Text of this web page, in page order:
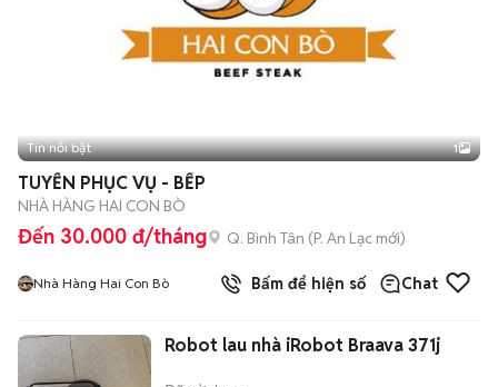
Tin nổi bật 1
TUYỂN PHỤC VỤ - BẾP
NHÀ HÀNG HAI CON BÒ
Đến 30.000 đ/tháng Q. Bình Tân (P. An Lạc mới)
Nhà Hàng Hai Con Bò Bấm để hiện số Chat
Robot lau nhà iRobot Braava 371j